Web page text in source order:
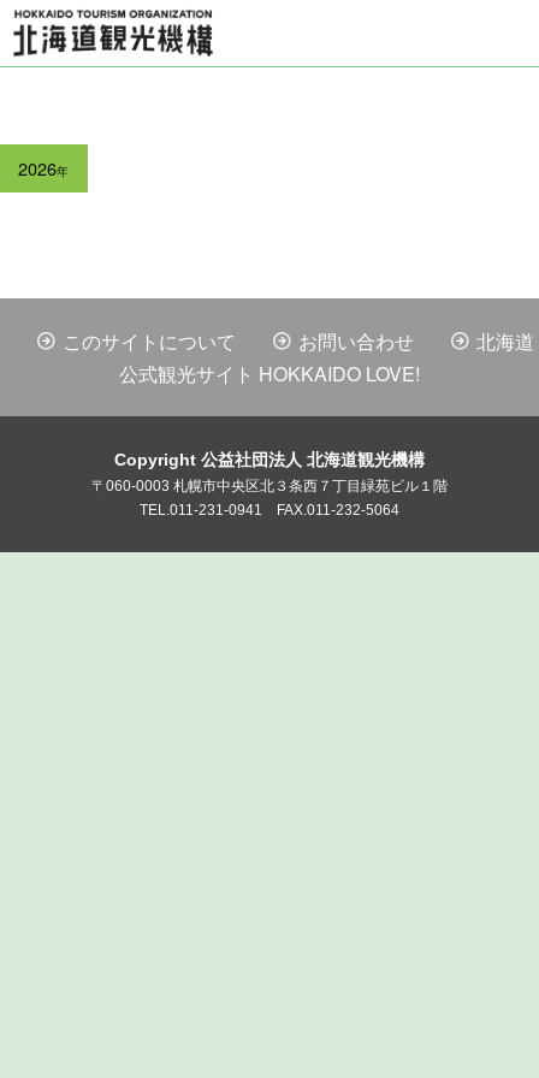
2026年
このサイトについて お問い合わせ
北海道
公式観光サイト HOKKAIDO LOVE!
Copyright 公益社団法人 北海道観光機構
〒060-0003 札幌市中央区北３条西７丁目緑苑ビル１階
TEL.011-231-0941 FAX.011-232-5064